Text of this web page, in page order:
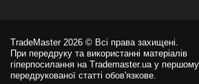
TradeMaster 2026 © Всі права захищені.
При передруку та використанні матеріалів
гіперпосилання на Trademaster.ua у першому
передрукованої статті обов'язкове.